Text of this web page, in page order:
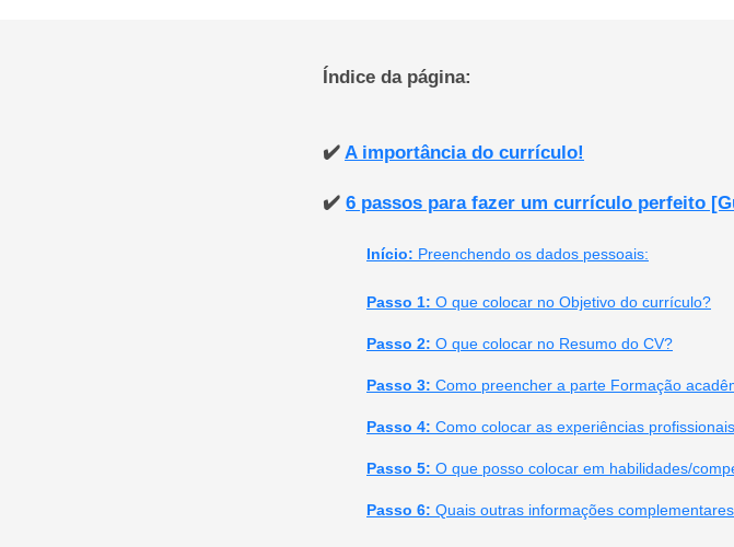
Índice da página:
✔️ A importância do currículo!
✔️ 6 passos para fazer um currículo perfeito
Início: Preenchendo os dados pessoais:
Passo 1: O que colocar no Objetivo do currículo?
Passo 2: O que colocar no Resumo do CV?
Passo 3: Como preencher a parte Formação
Passo 4: Como colocar as experiências
Passo 5: O que posso colocar em habilidades/
Passo 6: Quais outras informações